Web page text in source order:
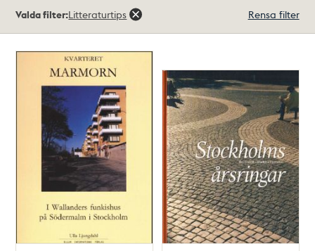
träffar
Valda filter:Litteraturtips Rensa filter